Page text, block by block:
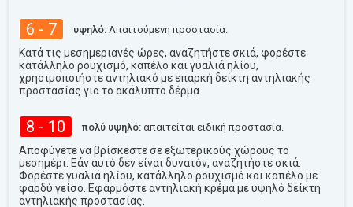
6 - 7 υψηλό: Απαιτούμενη προστασία.
Κατά τις μεσημεριανές ώρες, αναζητήστε σκιά, φορέστε
κατάλληλο ρουχισμό, καπέλο και γυαλιά ηλίου,
χρησιμοποιήστε αντηλιακό με επαρκή δείκτη αντηλιακής
προστασίας για το ακάλυπτο δέρμα.
8 - 10 πολύ υψηλό: απαιτείται ειδική προστασία.
Αποφύγετε να βρίσκεστε σε εξωτερικούς χώρους το
μεσημέρι. Εάν αυτό δεν είναι δυνατόν, αναζητήστε σκιά.
Φορέστε γυαλιά ηλίου, κατάλληλο ρουχισμό και καπέλο με
φαρδύ γείσο. Εφαρμόστε αντηλιακή κρέμα με υψηλό δείκτη
αντηλιακής προστασίας.